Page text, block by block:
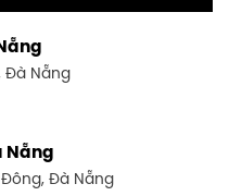
HCM
Quận 7, TP HCM
Đà Nẵng
Nẵng
Đông, Đà Nẵng